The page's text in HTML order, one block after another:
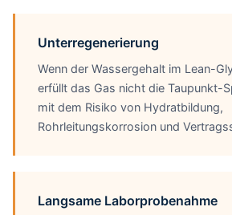
Unterregenerierung
Wenn der Wassergehalt im Lean-
erfüllt das Gas nicht die Taupunkt-
mit dem Risiko von Hydratbildung,
Rohrleitungskorrosion und
Langsame Laborprobenahme